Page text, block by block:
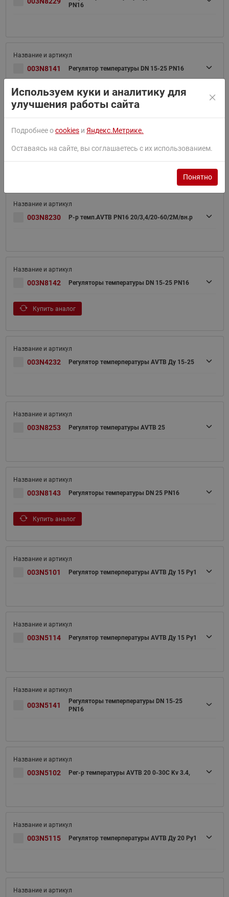
PN16
003N8141 Регулятор температуры DN 15-25 PN16
Купить аналог
003N3232
Регулятор темперпературы AVTB Ду 20
Pу16
003N8230 Р-р темп.AVTB PN16 20/3,4/20-60/2M/вн.р
003N8142 Регуляторы температуры DN 15-25 PN16
Купить аналог
003N4232 Регулятор темперпературы AVTB Ду 15-25
003N8253 Регулятор температуры AVTB 25
003N8143 Регуляторы температуры DN 25 PN16
Купить аналог
003N5101 Регулятор темперпературы AVTB Ду 15 Pу1
003N5114 Регулятор темперпературы AVTB Ду 15 Pу1
003N5141
Регуляторы темперпературы DN 15-25
PN16
003N5102 Рег-р температуры AVTB 20 0-30C Kv 3.4,
003N5115 Регулятор темперпературы AVTB Ду 20 Pу1
Используем куки и аналитику для
улучшения работы сайта
Подробнее оcookies и Яндекс.Метрике.
Оставаясь на сайте, вы соглашаетесь с их использованием.
Понятно